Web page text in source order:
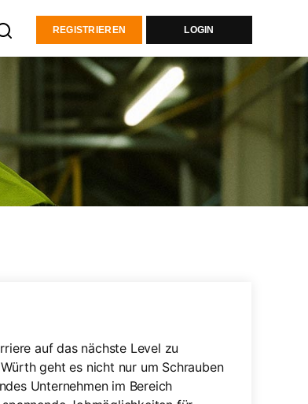
REGISTRIEREN LOGIN
auf das nächste Level zu
geht es nicht nur um Schrauben
Unternehmen im Bereich